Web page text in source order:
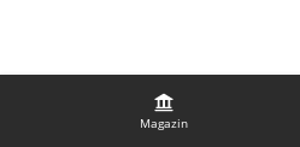
Magazin